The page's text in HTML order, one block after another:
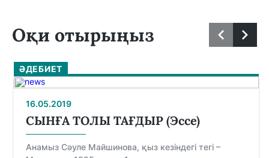
Оқи отырыңыз
ӘДЕБИЕТ
16.05.2019
СЫНҒА ТОЛЫ ТАҒДЫР (Эссе)
Анамыз Сәуле Майшинова, қыз кезіндегі тегі –